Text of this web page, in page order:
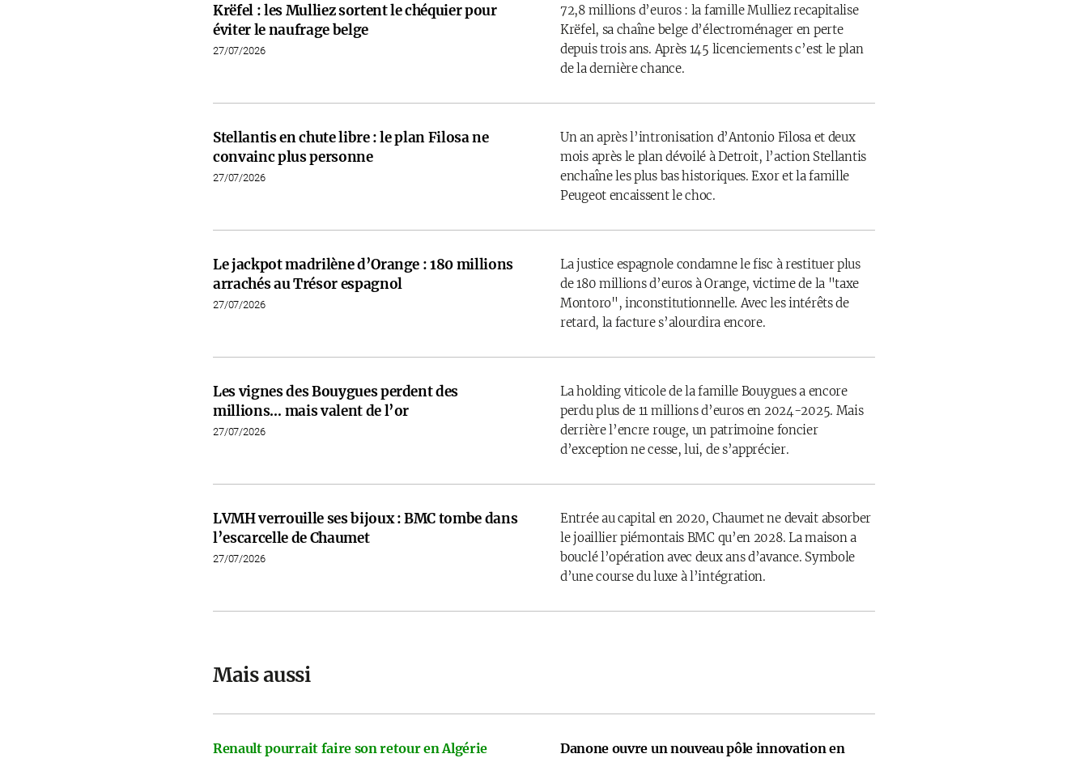
Krëfel : les Mulliez sortent le chéquier pour
éviter le naufrage belge
27/07/2026
72,8 millions d’euros : la famille Mulliez recapitalise
Krëfel, sa chaîne belge d’électroménager en perte
depuis trois ans. Après 145 licenciements c’est le plan
de la dernière chance.
Stellantis en chute libre : le plan Filosa ne
convainc plus personne
27/07/2026
Un an après l’intronisation d’Antonio Filosa et deux
mois après le plan dévoilé à Detroit, l’action Stellantis
enchaîne les plus bas historiques. Exor et la famille
Peugeot encaissent le choc.
Le jackpot madrilène d’Orange : 180 millions
arrachés au Trésor espagnol
27/07/2026
La justice espagnole condamne le fisc à restituer plus
de 180 millions d’euros à Orange, victime de la "taxe
Montoro", inconstitutionnelle. Avec les intérêts de
retard, la facture s’alourdira encore.
Les vignes des Bouygues perdent des
millions… mais valent de l’or
27/07/2026
La holding viticole de la famille Bouygues a encore
perdu plus de 11 millions d’euros en 2024-2025. Mais
derrière l’encre rouge, un patrimoine foncier
d’exception ne cesse, lui, de s’apprécier.
LVMH verrouille ses bijoux : BMC tombe dans
l’escarcelle de Chaumet
27/07/2026
Entrée au capital en 2020, Chaumet ne devait absorber
le joaillier piémontais BMC qu’en 2028. La maison a
bouclé l’opération avec deux ans d’avance. Symbole
d’une course du luxe à l’intégration.
Mais aussi
Renault pourrait faire son retour en Algérie
Danone ouvre un nouveau pôle innovation en